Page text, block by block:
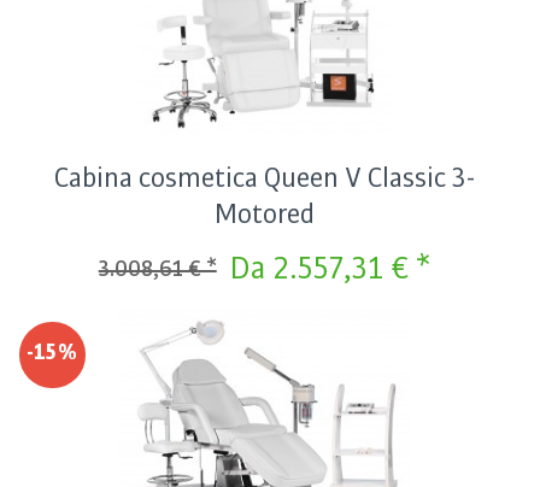
Cabina cosmetica Queen V Classic 3-
Motored
Da 2.557,31 € *
3.008,61 € *
-15%